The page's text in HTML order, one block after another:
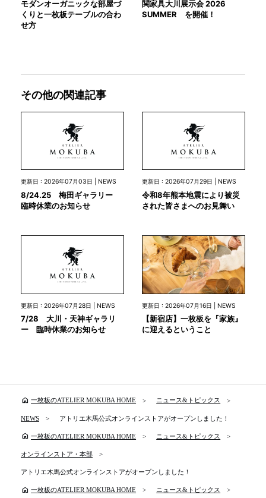
モダンオーガニックな部屋づ
くりと一枚板テーブルの合わ
せ方
関家具大川展示会 2026
SUMMER を開催！
その他の関連記事
更新日 : 2026年07月03日 | NEWS
8/24.25 梅田ギャラリー
臨時休業のお知らせ
更新日 : 2026年07月29日 | NEWS
令和8年熊本地震により被災
された皆さまへのお見舞い
更新日 : 2026年07月28日 | NEWS
7/28 大川・天神ギャラリ
ー 臨時休業のお知らせ
更新日 : 2026年07月16日 | NEWS
【新宿店】一枚板を『家族』
に迎えるということ
home 一枚板のATELIER MOKUBA HOME ニュース&トピックス
NEWS アトリエ木馬公式オンラインストアがオープンしました！
home 一枚板のATELIER MOKUBA HOME ニュース&トピックス
オンラインストア・本部
アトリエ木馬公式オンラインストアがオープンしました！
home 一枚板のATELIER MOKUBA HOME ニュース&トピックス